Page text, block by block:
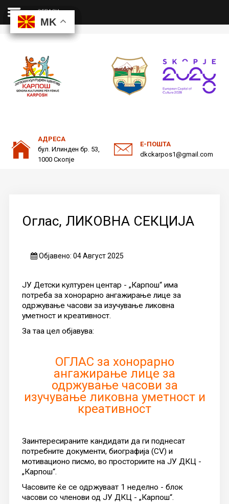
MK
MK
ДКЦ
ОДНОСИ СО ЈАВНОСТ
ОГЛАСИ
MK
MK
АДРЕСА
бул. Илинден бр. 53,
1000 Скопје
Е-ПОШТА
dkckarpos1@gmail.com
Пребарајте на нашата веб страна
Оглас, ЛИКОВНА СЕКЦИЈА
Објавено: 04 Август 2025
ЈУ Детски културен центар - „Карпош“ има
потреба за хонорарно ангажирање лице за
одржување часови за изучување ликовна
уметност и креативност.
За таа цел објавува:
ОГЛАС за хонорарно
ангажирање лице за
одржување часови за
изучување ликовна уметност и
креативност
Заинтересираните кандидати да ги поднесат
потребните документи, биографија (CV) и
мотивационо писмо, во просториите на ЈУ ДКЦ -
„Карпош“.
Часовите ќе се одржуваат 1 неделно - блок
часови со членови од ЈУ ДКЦ - „Карпош“.